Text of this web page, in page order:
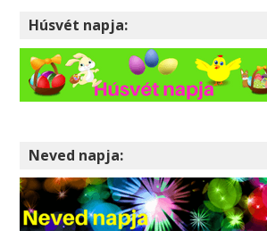
Húsvét napja:
Neved napja: